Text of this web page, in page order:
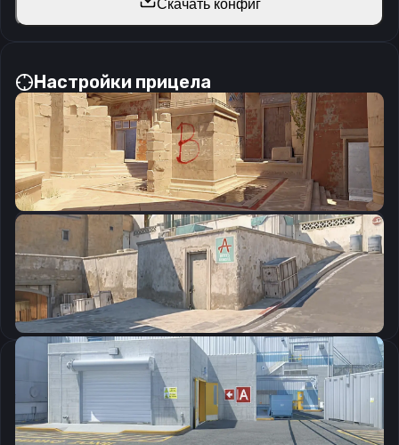
Скачать конфиг
Настройки прицела
CSGO-UpV2o-nxt9B-TCw84-ukisx-wRQhG
Скопировать
Параметры запуска